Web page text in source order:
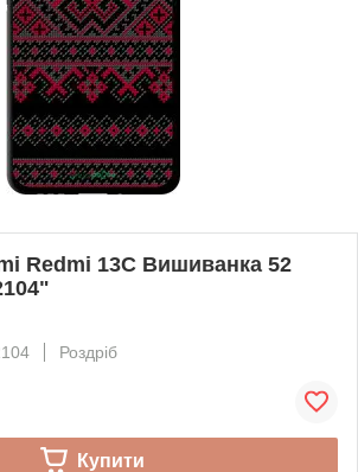
Redmi 13C Вишиванка 52
Роздріб
Купити